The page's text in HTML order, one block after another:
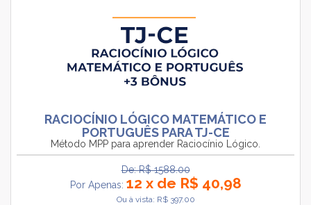
RACIOCÍNIO LÓGICO MATEMÁTICO E
PORTUGUÊS PARA TJ-CE
Método MPP para aprender Raciocínio Lógico.
De: R$ 1588.00
Por Apenas: 12 x de R$ 40,98
Ou à vista: R$ 397.00